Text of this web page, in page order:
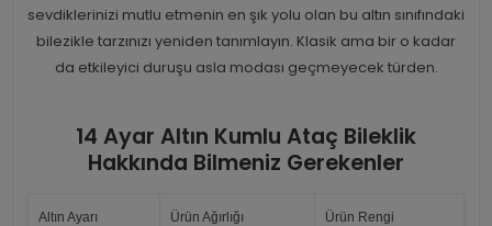
sevdiklerinizi mutlu etmenin en şık yolu olan bu altın sınıfındaki
bilezikle tarzınızı yeniden tanımlayın. Klasik ama bir o kadar
da etkileyici duruşu asla modası geçmeyecek türden.
14 Ayar Altın Kumlu Ataç Bileklik
Hakkında Bilmeniz Gerekenler
Altın Ayarı Ürün Ağırlığı Ürün Rengi